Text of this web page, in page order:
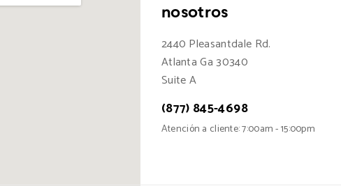
nosotros
2440 Pleasantdale Rd.
Atlanta Ga 30340
Suite A
(877) 845-4698
Atención a cliente: 7:00am - 15:00pm